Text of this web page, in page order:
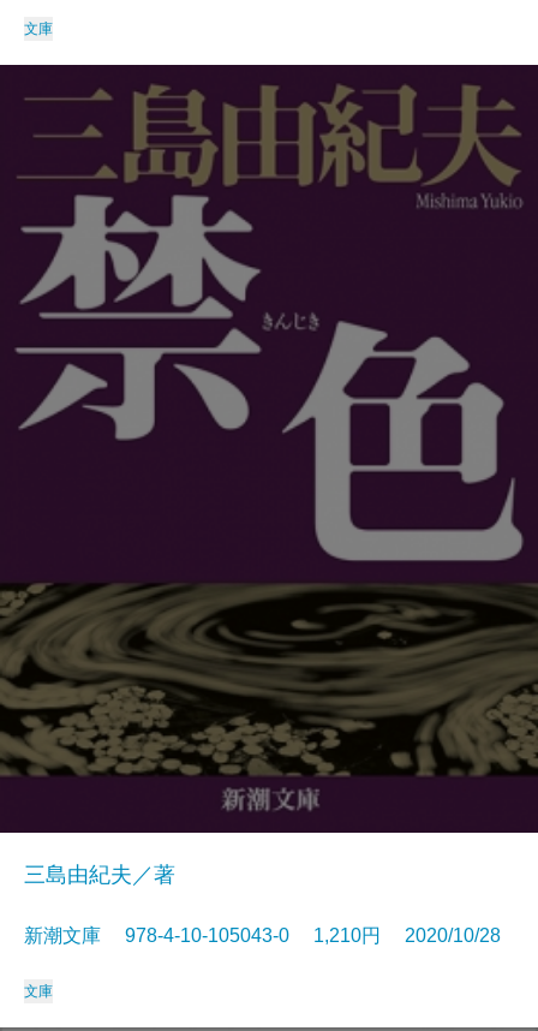
文庫
三島由紀夫／著
新潮文庫 978-4-10-105043-0 1,210円 2020/10/28
文庫